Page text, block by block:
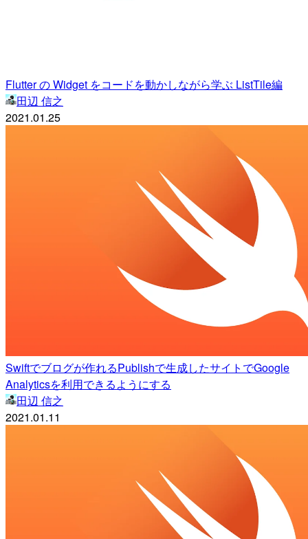
Flutter の Widget をコードを動かしながら学ぶ ListTile編
田辺 信之
2021.01.25
Swiftでブログが作れるPublishで生成したサイトでGoogle
Analyticsを利用できるようにする
田辺 信之
2021.01.11